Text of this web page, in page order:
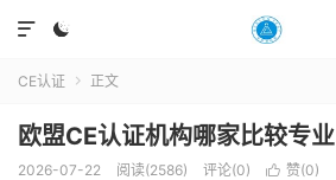


CE认证  正文
欧盟CE认证机构哪家比较专业
2026-07-22 阅读(2586) 评论(0)  赞(0)